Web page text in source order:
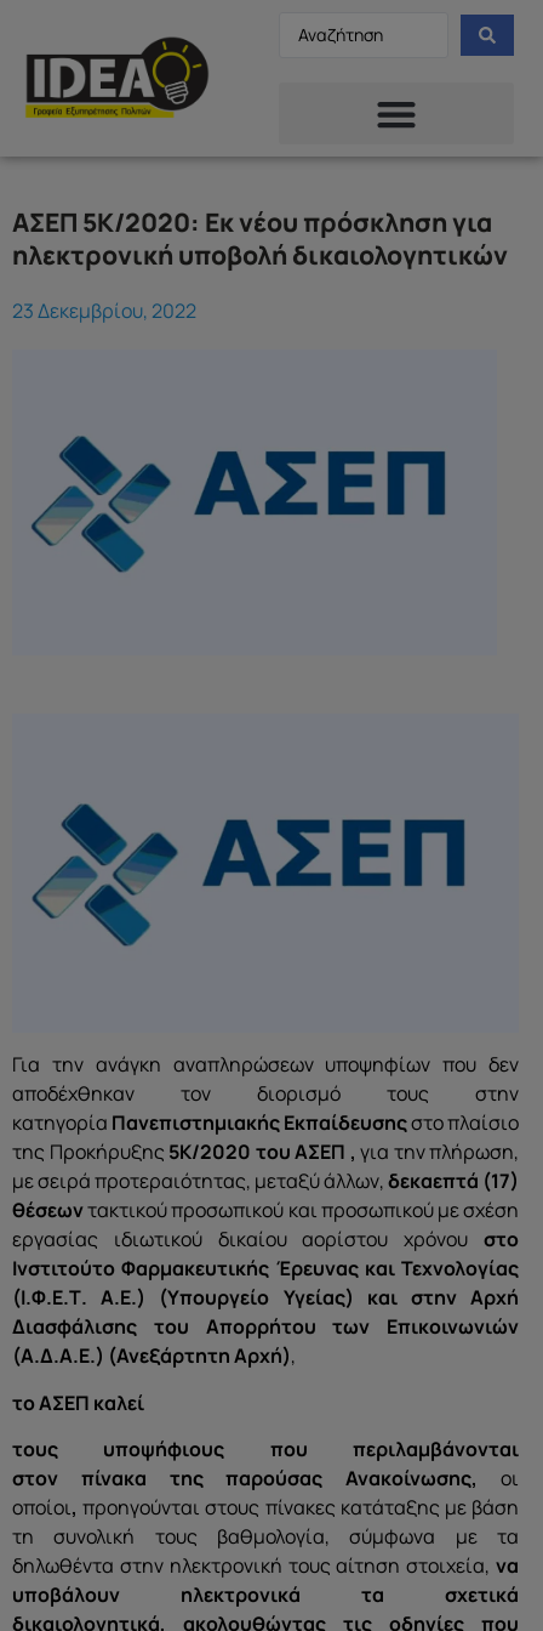
ΑΣΕΠ 5Κ/2020: Εκ νέου πρόσκληση για
ηλεκτρονική υποβολή δικαιολογητικών
23 Δεκεμβρίου, 2022
Για την ανάγκη αναπληρώσεων υποψηφίων που δεν
αποδέχθηκαν τον διορισμό τους στην
κατηγορία Πανεπιστημιακής Εκπαίδευσηςστο πλαίσιο
της Προκήρυξης 5Κ/2020 του ΑΣΕΠ , για την πλήρωση,
με σειρά προτεραιότητας, μεταξύ άλλων,δεκαεπτά (17)
θέσεωντακτικού προσωπικού και προσωπικού με σχέση
εργασίας ιδιωτικού δικαίου αορίστου χρόνου στο
Ινστιτούτο Φαρμακευτικής Έρευνας και Τεχνολογίας
(Ι.Φ.Ε.Τ. Α.Ε.) (Υπουργείο Υγείας) και στην Αρχή
Διασφάλισης του Απορρήτου των Επικοινωνιών
(Α.Δ.Α.Ε.) (Ανεξάρτητη Αρχή),
το ΑΣΕΠ καλεί
τους υποψήφιους που περιλαμβάνονται
στον
πίνακα της παρούσας Ανακοίνωσης,
οι
οποίοι, προηγούνται στους πίνακες κατάταξης με βάση
τη συνολική τους βαθμολογία, σύμφωνα με τα
δηλωθέντα στην ηλεκτρονική τους αίτηση στοιχεία, να
υποβάλουν ηλεκτρονικά τα σχετικά
δικαιολογητικά,
ακολουθώντας τις οδηγίες που